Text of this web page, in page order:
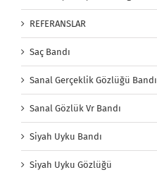
REFERANSLAR
Saç Bandı
Sanal Gerçeklik Gözlüğü Bandı
Sanal Gözlük Vr Bandı
Siyah Uyku Bandı
Siyah Uyku Gözlüğü